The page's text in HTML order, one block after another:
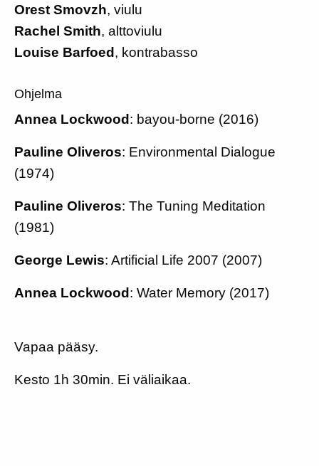
Orest Smovzh, viulu
Rachel Smith, alttoviulu
Louise Barfoed , kontrabasso
Ohjelma
Annea Lockwood : bayou-borne (2016)
Pauline Oliveros: Environmental Dialogue
(1974)
Pauline Oliveros: The Tuning Meditation
(1981)
George Lewis: Artificial Life 2007 (2007)
Annea Lockwood : Water Memory (2017)
Vapaa pääsy.
Kesto 1h 30min. Ei väliaikaa.